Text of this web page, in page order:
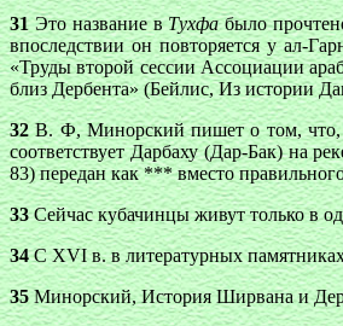
31Это название вТухфабыло
впоследствии он повторяется у ал-
«Труды второй сессии Ассоциации
близ Дербента» (Бейлис, Из истории
32В. Ф, Минорский пишет о том, что,
соответствует Дарбаху (Дар-Бак) на
83) передан как *** вместо
33Сейчас кубачинцы живут только в
34С XVI в. в литературных
35Минорский, История Ширвана и